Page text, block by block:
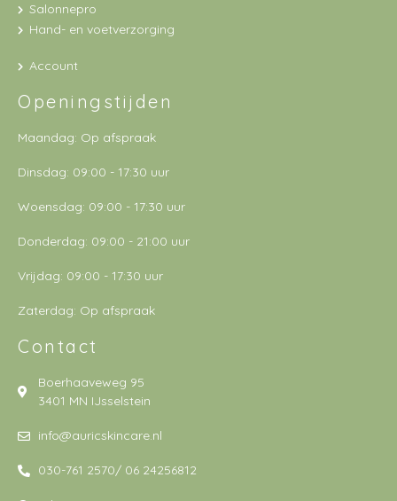
Salonnepro
Hand- en voetverzorging
Account
Openingstijden
Maandag: Op afspraak
Dinsdag: 09:00 - 17:30 uur
Woensdag: 09:00 - 17:30 uur
Donderdag: 09:00 - 21:00 uur
Vrijdag: 09:00 - 17:30 uur
Zaterdag: Op afspraak
Contact
Boerhaaveweg 95
3401 MN IJsselstein
info@auricskincare.nl
030-761 2570/ 06 24256812